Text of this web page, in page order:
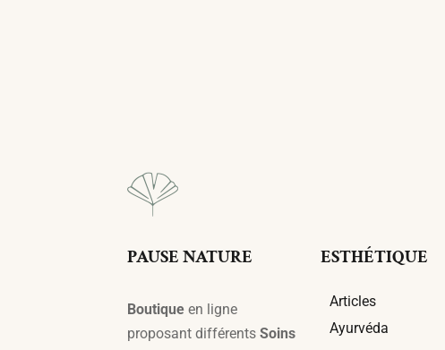
PAUSE NATURE
Boutique en ligne
proposant différents Soins
ESTHÉTIQUE
Articles
Ayurvéda